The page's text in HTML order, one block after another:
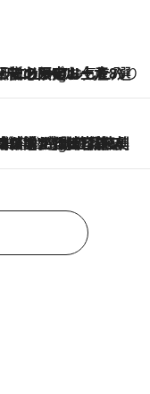
Hours Ago
も！ リニューアルした「ディーン＆デルーカ ハワイ」で必須のお土産8選
容脳ルネサンス
Hours Ago
動の凝縮美容とは